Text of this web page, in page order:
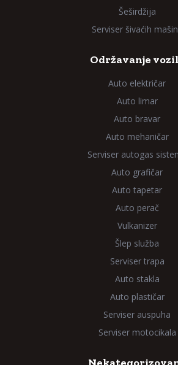
Šeširdžija
Serviser šivaćih
Održavanje
Auto električar
Auto limar
Auto bravar
Auto mehaničar
Serviser autogas
Auto grafičar
Auto tapetar
Auto perač
Vulkanizer
Šlep služba
Serviser trapa
Auto stakla
Auto plastičar
Serviser auspuha
Serviser motocikala